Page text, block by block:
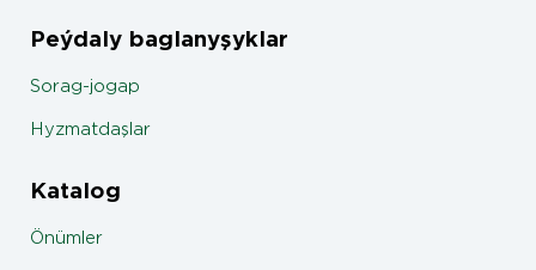
Peýdaly baglanyşyklar
Sorag-jogap
Hyzmatdaşlar
Katalog
Önümler